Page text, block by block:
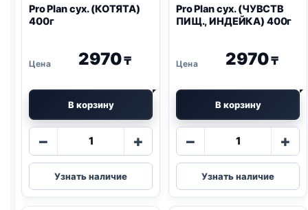
Pro Planсух. (КОТЯТА)
400г
2970₸
В корзину
−
Количество
Pro
Plan
сух.
+
Узнать наличие
Pro Planсух. (ЧУВСТВ
ПИЩ., ИНДЕЙКА) 400г
2970₸
В корзину
−
Количество
Pro
Plan
сух.
+
Узнать наличие